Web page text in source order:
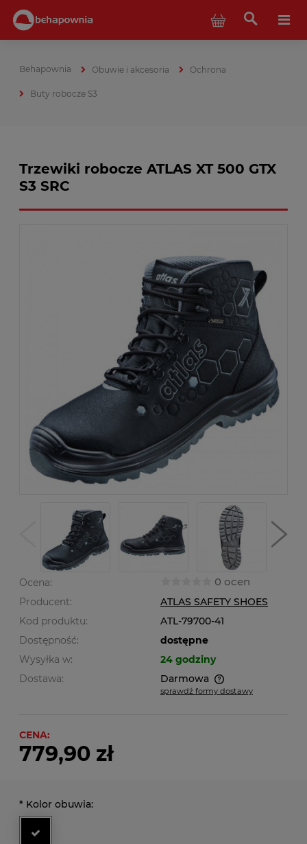
Obuwie i akcesoria Ochrona
Buty robocze S3
Trzewiki robocze ATLAS XT 500 GTX
S3 SRC
Ocena: 0 ocen
Producent:
ATLAS SAFETY SHOES
Kod produktu:
ATL-79700-41
Dostępność:
dostępne
Wysyłka w:
24 godziny
Dostawa:
Darmowa
Cena nie zawiera ewentualnych kosztów płatności
sprawdź formy dostawy
CENA:
779,90 zł
* Kolor obuwia: